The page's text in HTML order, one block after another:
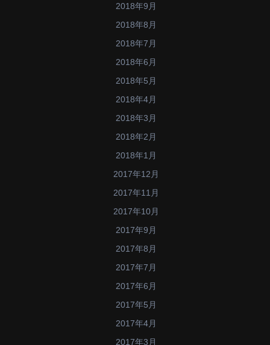
2018年9月
2018年8月
2018年7月
2018年6月
2018年5月
2018年4月
2018年3月
2018年2月
2018年1月
2017年12月
2017年11月
2017年10月
2017年9月
2017年8月
2017年7月
2017年6月
2017年5月
2017年4月
2017年3月